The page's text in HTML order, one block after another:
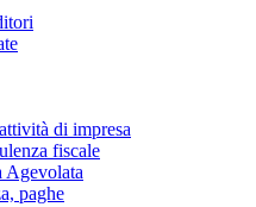
di impresa
fiscale
Agevolata
paghe